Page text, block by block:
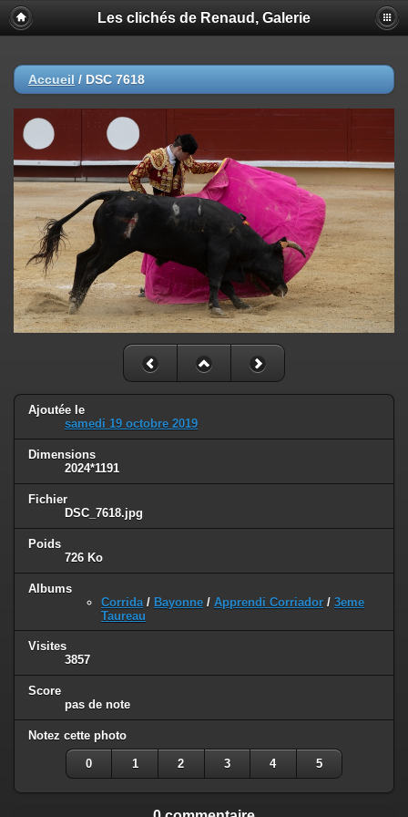
Les clichés de Renaud, Galerie
Accueil / DSC 7618
Ajoutée le
samedi 19 octobre 2019
Dimensions
2024*1191
Fichier
DSC_7618.jpg
Poids
726 Ko
Albums
Corrida / Bayonne / Apprendi Corriador / 3eme
Taureau
Visites
3857
Score
pas de note
Notez cette photo
0 1 2 3 4 5